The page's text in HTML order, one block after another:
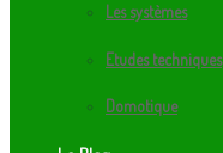
Les systèmes
Etudes techniques
Domotique